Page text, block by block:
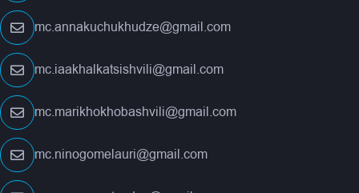
mc.annakuchukhudze@gmail.com
mc.iaakhalkatsishvili@gmail.com
mc.marikhokhobashvili@gmail.com
mc.ninogomelauri@gmail.com